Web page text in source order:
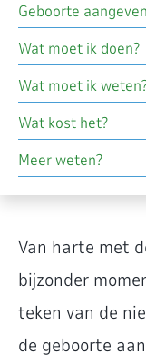
Van harte met
bijzonder
teken van de
de geboorte
Geboorte aangeven
Wat moet ik doen?
Wat moet ik
Wat kost het?
Meer weten?